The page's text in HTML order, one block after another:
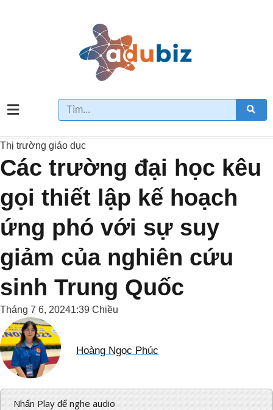
Thị trường giáo dục
Các trường đại học kêu
gọi thiết lập kế hoạch
ứng phó với sự suy
giảm của nghiên cứu
sinh Trung Quốc
Tháng 7 6, 20241:39 Chiều
Hoàng Ngọc Phúc
Nhấn Play để nghe audio